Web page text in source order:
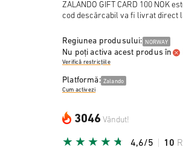
ZALANDO GIFT CARD 100 NOK
cod descărcabil va fi livrat direct
Regiunea produsului: NORWAY
Nu poți activa acest produs în
Verifică restricțiile
Platformă: Zalando
Cum activezi
3046 Vândut!
4,6/5 10